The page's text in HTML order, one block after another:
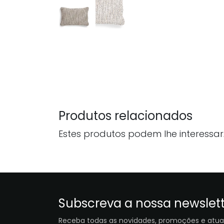
Produtos relacionados
Estes produtos podem lhe interessar.
Subscreva a nossa
Receba todas as novidades, promoções e